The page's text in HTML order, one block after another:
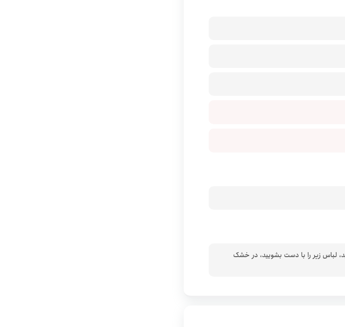
لباس زیر را با دست بشویید، در خشک